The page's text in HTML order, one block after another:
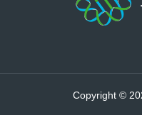
Copyright ©